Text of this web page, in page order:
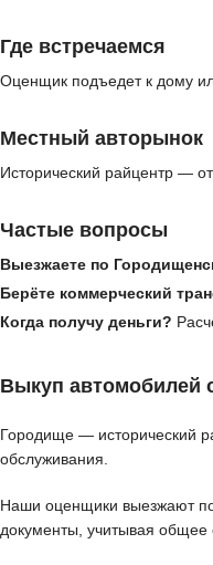
Где встречаемся
Оценщик подъедет к дому
Местный авторынок
Исторический райцентр —
Частые вопросы
Выезжаете по
Берёте коммерческий
Когда получу деньги?
Выкуп автомобилей
Городище — исторический
обслуживания.
Наши оценщики выезжают по
документы, учитывая общее